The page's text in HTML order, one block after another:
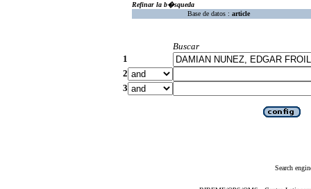
Refinar la b�squeda
Base de datos : article
Buscar
1
2
3
Search